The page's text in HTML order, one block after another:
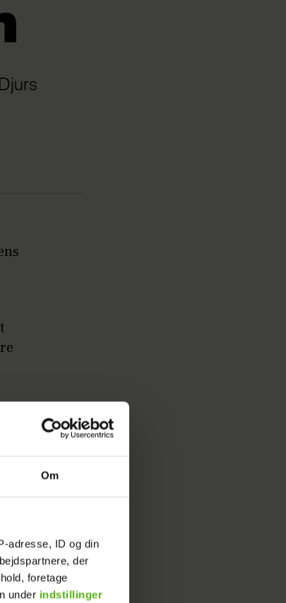
Om
adresse, ID og din
der
foretage
under indstillinger
og
en